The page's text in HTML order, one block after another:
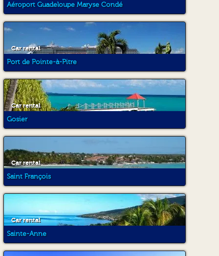
Aéroport Guadeloupe Maryse Condé
Car rental
Port de Pointe-à-Pitre
Car rental
Gosier
Car rental
Saint François
Car rental
Sainte-Anne